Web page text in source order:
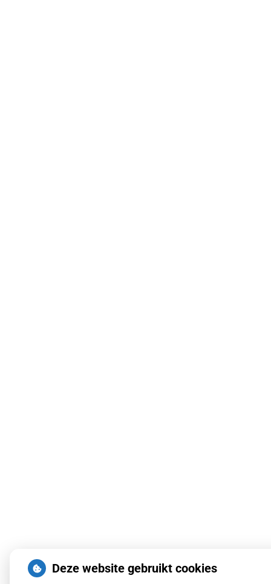
Deze website gebruikt cookies